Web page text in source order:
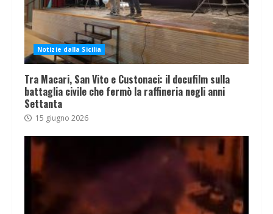
Notizie dalla Sicilia
Tra Macari, San Vito e Custonaci: il docufilm sulla
battaglia civile che fermò la raffineria negli anni
Settanta
15 giugno 2026